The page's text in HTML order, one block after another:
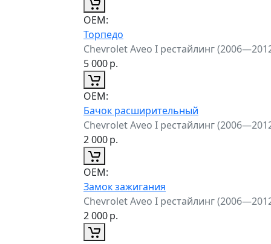
ОЕМ:
Торпедо
Chevrolet Aveo I рестайлинг
5 000р.
ОЕМ:
Бачок расширительный
Chevrolet Aveo I рестайлинг
2 000р.
ОЕМ:
Замок зажигания
Chevrolet Aveo I рестайлинг
2 000р.